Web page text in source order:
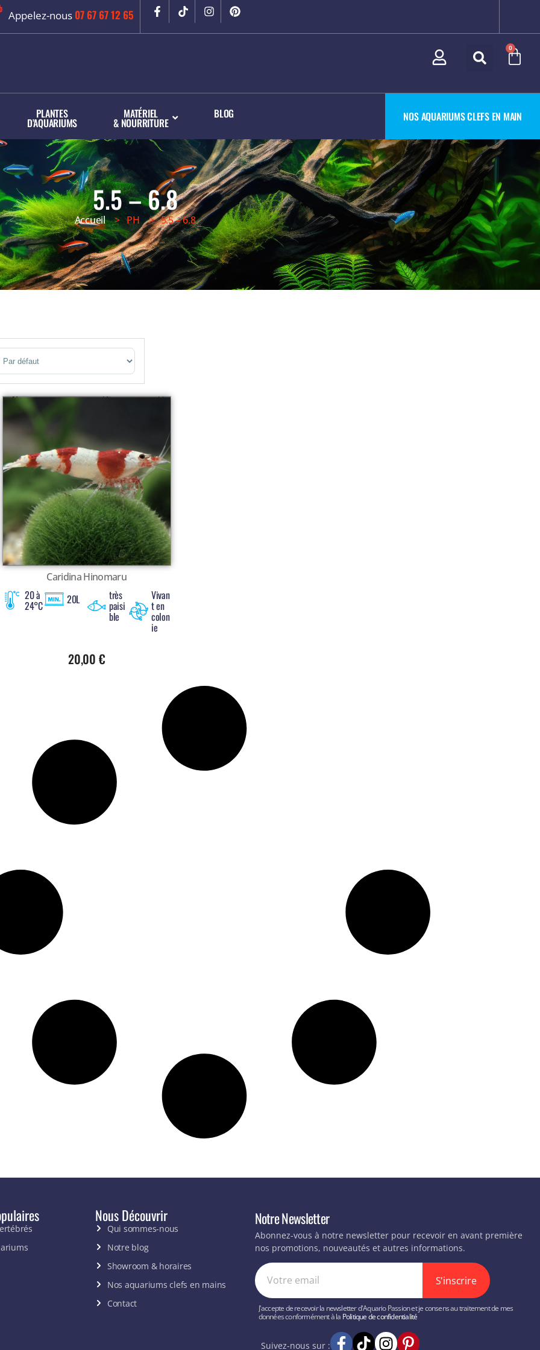
Appelez-nous 07 67 67 12 65
0
PLANTES
D’AQUARIUMS
MATÉRIEL
& NOURRITURE
BLOG NOS AQUARIUMS CLEFS EN MAIN
5.5 – 6.8
Accueil> PH > 5.5 – 6.8
Products
Caridina Hinomaru
20 à
24°C 20L très
paisi
ble
Vivan
t en
colon
ie
20,00 €
Nous Découvrir
Qui sommes-nous
Notre blog
Showroom & horaires
Nos aquariums clefs en mains
Contact
Notre Newsletter
Abonnez-vous à notre newsletter pour recevoir en avant première
nos promotions, nouveautés et autres informations.
J'accepte de recevoir la newsletter d'Aquario Passion et je consens au traitement de mes
données conformément à la Politique de confidentialité
S'inscrire
Suivez-nous sur :